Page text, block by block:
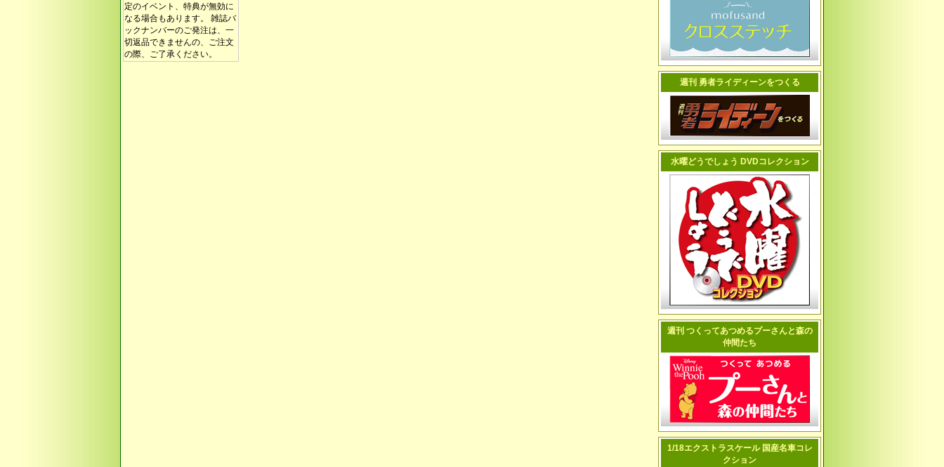
定のイベント、特典が無効に
なる場合もあります。 雑誌バ
ックナンバーのご発注は、一
切返品できませんの、ご注文
の際、ご了承ください。
週刊 勇者ライディーンをつくる
水曜どうでしょう DVDコレクション
週刊 つくってあつめるプーさんと森の
仲間たち
1/18エクストラスケール 国産名車コレ
クション